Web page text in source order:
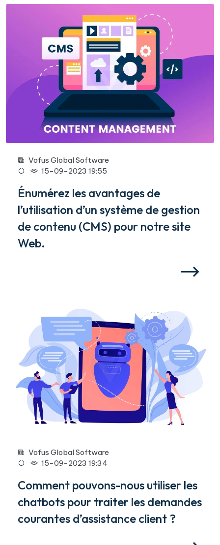
Vofus Global Software
15-09-2023 19:55
Énumérez les avantages de
l’utilisation d’un système de gestion
de contenu (CMS) pour notre site
Web.
Vofus Global Software
15-09-2023 19:34
Comment pouvons-nous utiliser les
chatbots pour traiter les demandes
courantes d’assistance client ?